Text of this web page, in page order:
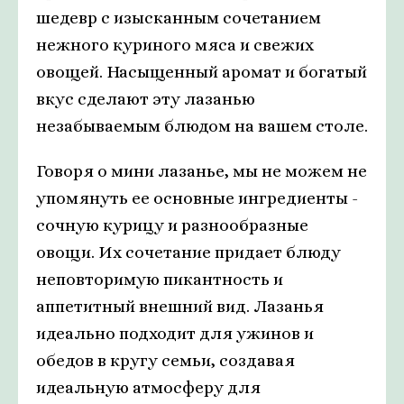
шедевр с изысканным сочетанием
нежного куриного мяса и свежих
овощей. Насыщенный аромат и богатый
вкус сделают эту лазанью
незабываемым блюдом на вашем столе.
Говоря о мини лазанье, мы не можем не
упомянуть ее основные ингредиенты -
сочную курицу и разнообразные
овощи. Их сочетание придает блюду
неповторимую пикантность и
аппетитный внешний вид. Лазанья
идеально подходит для ужинов и
обедов в кругу семьи, создавая
идеальную атмосферу для